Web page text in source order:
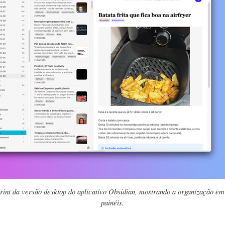
da versão desktop do aplicativo Obsidian, mostrando a organização
painéis.